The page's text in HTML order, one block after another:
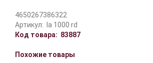
4650267386322
Артикул:
la 1000 rd
Код товара: 83887
Похожие товары